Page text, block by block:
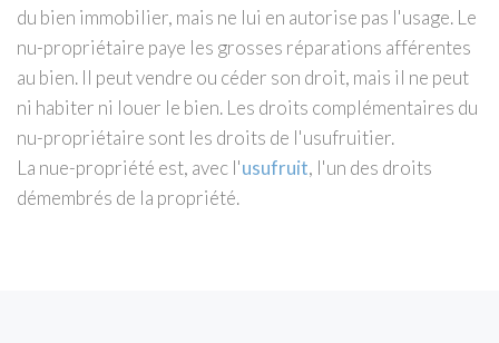
du bien immobilier, mais ne lui en autorise pas l'usage. Le
nu-propriétaire paye les grosses réparations afférentes
au bien. Il peut vendre ou céder son droit, mais il ne peut
ni habiter ni louer le bien. Les droits complémentaires du
nu-propriétaire sont les droits de l'usufruitier.
La nue-propriété est, avec l'usufruit, l'un des droits
démembrés de la propriété.